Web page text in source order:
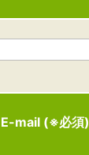
E-mail (※必須)